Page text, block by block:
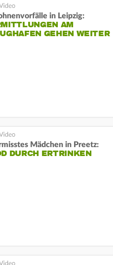
in Leipzig:
AM
GEHEN WEITER
Mädchen in Preetz:
DURCH ERTRINKEN